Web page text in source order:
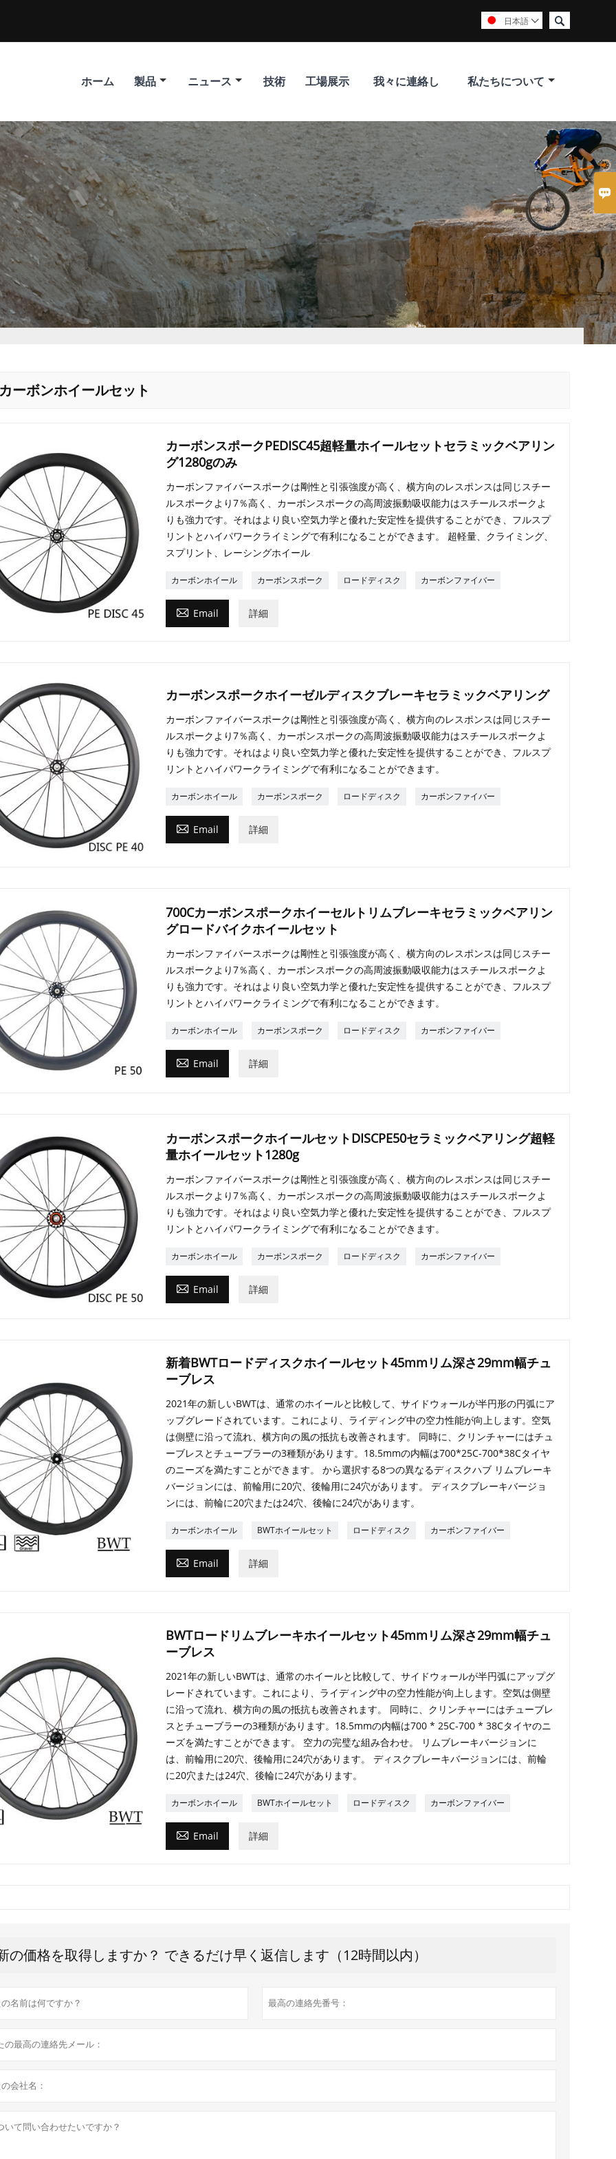


日本語 
ホーム 製品 ニュース 技術 工場展示 我々に連絡し 私たちについて
ーボンホイールセット
カーボンスポークPEDISC45超軽量ホイールセットセラミックベアリン
グ1280gのみ
カーボンファイバースポークは剛性と引張強度が高く、横方向のレスポンスは同じスチー
ルスポークより7％高く、カーボンスポークの高周波振動吸収能力はスチールスポークよ
りも強力です。それはより良い空気力学と優れた安定性を提供することができ、フルスプ
リントとハイパワークライミングで有利になることができます。 超軽量、クライミング、
スプリント、レーシングホイール
カーボンホイール カーボンスポーク ロードディスク カーボンファイバー
 Email 詳細
カーボンスポークホイーゼルディスクブレーキセラミックベアリング
カーボンファイバースポークは剛性と引張強度が高く、横方向のレスポンスは同じスチー
ルスポークより7％高く、カーボンスポークの高周波振動吸収能力はスチールスポークよ
りも強力です。それはより良い空気力学と優れた安定性を提供することができ、フルスプ
リントとハイパワークライミングで有利になることができます。
カーボンホイール カーボンスポーク ロードディスク カーボンファイバー
 Email 詳細
700Cカーボンスポークホイーセルトリムブレーキセラミックベアリン
グロードバイクホイールセット
カーボンファイバースポークは剛性と引張強度が高く、横方向のレスポンスは同じスチー
ルスポークより7％高く、カーボンスポークの高周波振動吸収能力はスチールスポークよ
りも強力です。それはより良い空気力学と優れた安定性を提供することができ、フルスプ
リントとハイパワークライミングで有利になることができます。
カーボンホイール カーボンスポーク ロードディスク カーボンファイバー
 Email 詳細
カーボンスポークホイールセットDISCPE50セラミックベアリング超軽
量ホイールセット1280g
カーボンファイバースポークは剛性と引張強度が高く、横方向のレスポンスは同じスチー
ルスポークより7％高く、カーボンスポークの高周波振動吸収能力はスチールスポークよ
りも強力です。それはより良い空気力学と優れた安定性を提供することができ、フルスプ
リントとハイパワークライミングで有利になることができます。
カーボンホイール カーボンスポーク ロードディスク カーボンファイバー
 Email 詳細
新着BWTロードディスクホイールセット45mmリム深さ29mm幅チュ
ーブレス
2021年の新しいBWTは、通常のホイールと比較して、サイドウォールが半円形の円弧にア
ップグレードされています。これにより、ライディング中の空力性能が向上します。空気
は側壁に沿って流れ、横方向の風の抵抗も改善されます。 同時に、クリンチャーにはチュ
ーブレスとチューブラーの3種類があります。18.5mmの内幅は700*25C-700*38Cタイヤ
のニーズを満たすことができます。 から選択する8つの異なるディスクハブ リムブレーキ
バージョンには、前輪用に20穴、後輪用に24穴があります。 ディスクブレーキバージョ
ンには、前輪に20穴または24穴、後輪に24穴があります。
カーボンホイール BWTホイールセット ロードディスク カーボンファイバー
 Email 詳細
BWTロードリムブレーキホイールセット45mmリム深さ29mm幅チュ
ーブレス
2021年の新しいBWTは、通常のホイールと比較して、サイドウォールが半円弧にアップグ
レードされています。これにより、ライディング中の空力性能が向上します。空気は側壁
に沿って流れ、横方向の風の抵抗も改善されます。 同時に、クリンチャーにはチューブレ
スとチューブラーの3種類があります。18.5mmの内幅は700 * 25C-700 * 38Cタイヤのニ
ーズを満たすことができます。 空力の完璧な組み合わせ。 リムブレーキバージョンに
は、前輪用に20穴、後輪用に24穴があります。 ディスクブレーキバージョンには、前輪
に20穴または24穴、後輪に24穴があります。
カーボンホイール BWTホイールセット ロードディスク カーボンファイバー
 Email 詳細
の価格を取得しますか？ できるだけ早く返信します（12時間以内）